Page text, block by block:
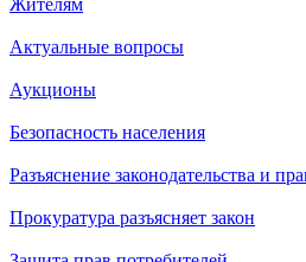
Жителям
Актуальные вопросы
Аукционы
Безопасность населения
Разъяснение законодательства и
Прокуратура разъясняет закон